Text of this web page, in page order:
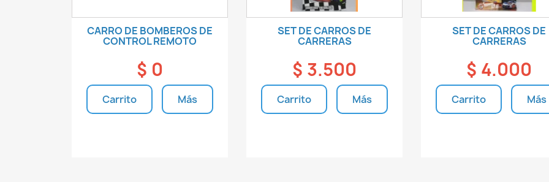
CARRO DE BOMBEROS DE
CONTROL REMOTO
$ 0
Carrito Más
SET DE CARROS DE
CARRERAS
$ 3.500
Carrito Más
SET DE CARROS DE
CARRERAS
$ 4.000
Carrito Más